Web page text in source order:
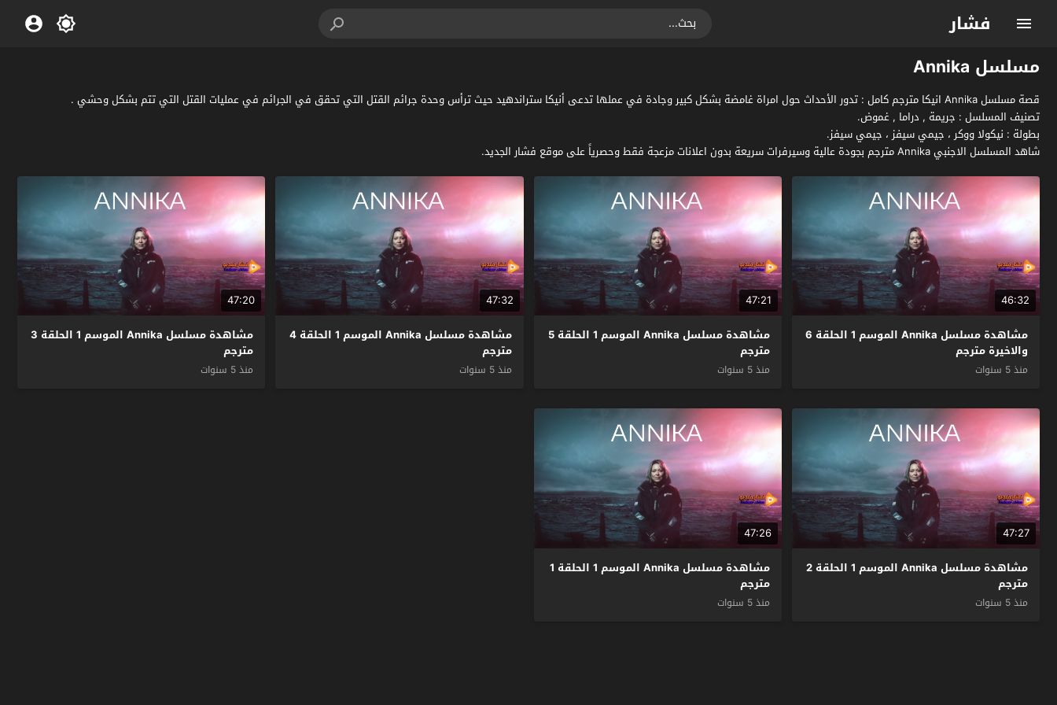
فشار
مسلسل Annika
قصة مسلسل Annika انيكا مترجم كامل : تدور الأحداث حول امراة غامضة بشكل كبير وجادة في عملها تدعى أنيكا ستراندهيد حيث ترأس وحدة جرائم القتل التي تحقق في الجرائم في عمليات القتل التي تتم بشكل وحشي .
تصنيف المسلسل : جريمة , دراما , غموض.
بطولة : نيكولا ووكر ، جيمي سيفز ، جيمي سيفز.
شاهد المسلسل الاجنبي Annika مترجم بجودة عالية وسيرفرات سريعة بدون اعلانات مزعجة فقط وحصرياً على موقع فشار الجديد.
46:32
مشاهدة مسلسل Annika الموسم 1 الحلقة 6
والاخيرة مترجم
منذ 5 سنوات
47:21
مشاهدة مسلسل Annika الموسم 1 الحلقة 5
مترجم
منذ 5 سنوات
47:32
مشاهدة مسلسل Annika الموسم 1 الحلقة 4
مترجم
منذ 5 سنوات
47:20
مشاهدة مسلسل Annika الموسم 1 الحلقة 3
مترجم
منذ 5 سنوات
47:27
مشاهدة مسلسل Annika الموسم 1 الحلقة 2
مترجم
منذ 5 سنوات
47:26
مشاهدة مسلسل Annika الموسم 1 الحلقة 1
مترجم
منذ 5 سنوات